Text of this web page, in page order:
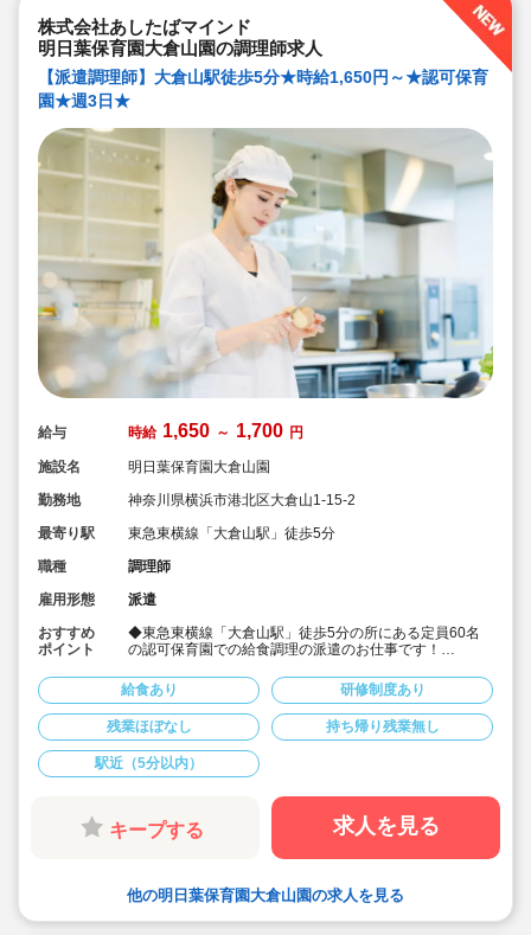
株式会社あしたばマインド
明日葉保育園大倉山園の調理師求人
【派遣調理師】大倉山駅徒歩5分★時給1,650円～★認可保育
園★週3日★
給与 時給 1,650 ～ 1,700 円
施設名
明日葉保育園大倉山園
勤務地
神奈川県横浜市港北区大倉山1-15-2
最寄り駅
東急東横線「大倉山駅」徒歩5分
職種
調理師
雇用形態
派遣
おすすめ
ポイント
◆東急東横線「大倉山駅」徒歩5分の所にある定員60名
の認可保育園での給食調理の派遣のお仕事です！
大量調理の経験者も歓迎いたします！
◆マニュアルが整備されているため、未経験の方やブラ
ンクのある方も安心してスタートできます！
◆時給1,650円～案内可能です！
◆平日の週3日程度で時間固定で働きたい方にオススメの
求人です！
給食あり 研修制度あり
残業ほぼなし 持ち帰り残業無し
駅近（5分以内）
キープする 求人を見る
他の明日葉保育園大倉山園の求人を見る